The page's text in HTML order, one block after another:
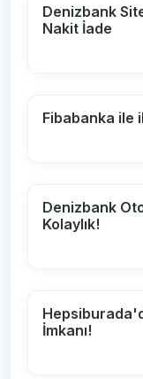
Denizbank
Nakit İade
Fibabanka ile
Denizbank
Kolaylık!
İmkanı!